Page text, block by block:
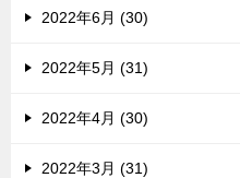
2022年6月 (30)
2022年5月 (31)
2022年4月 (30)
2022年3月 (31)